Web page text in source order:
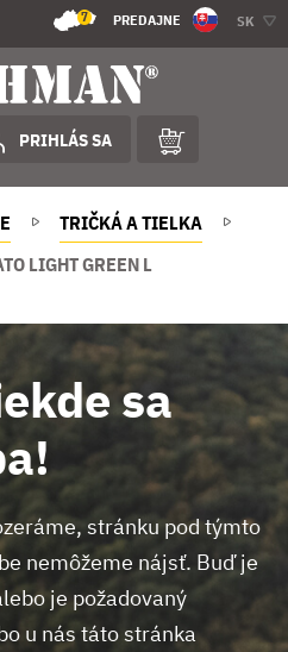
7 PREDAJNE SK
PRIHLÁS SA
TRIČKÁ A TIELKA
LIGHT GREEN L
sa
stránku pod týmto
nemôžeme nájsť. Buď je
je požadovaný
u nás táto stránka